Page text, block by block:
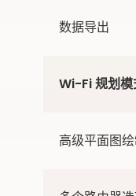
数据导出
Wi-Fi 规划模
高级平面图